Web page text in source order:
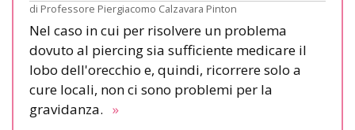
di Professore Piergiacomo Calzavara Pinton
Nel caso in cui per risolvere un problema
dovuto al piercing sia sufficiente medicare il
lobo dell'orecchio e, quindi, ricorrere solo a
cure locali, non ci sono problemi per la
gravidanza. »